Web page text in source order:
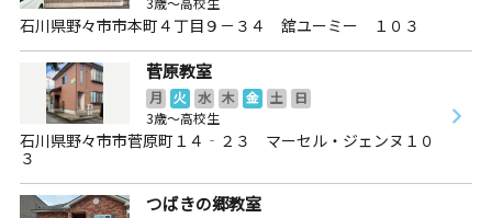
石川県野々市市本町４丁目９－３４ 舘ユーミー １０３
菅原教室
月 火 水 木 金 土
日
3歳～高校生
石川県野々市市菅原町１４‐２３ マーセル・ジェンヌ１０
３
つばきの郷教室